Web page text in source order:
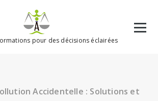
pour des décisions éclairées
Accidentelle : Solutions et